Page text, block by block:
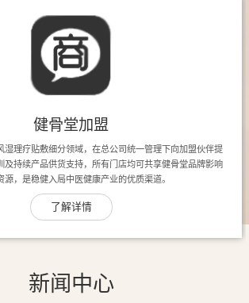
健骨堂加盟
湿理疗贴敷细分领域，在总公司统一管理下向加盟伙伴提
及持续产品供货支持，所有门店均可共享健骨堂品牌影响
源，是稳健入局中医健康产业的优质渠道。
了解详情
新闻中心